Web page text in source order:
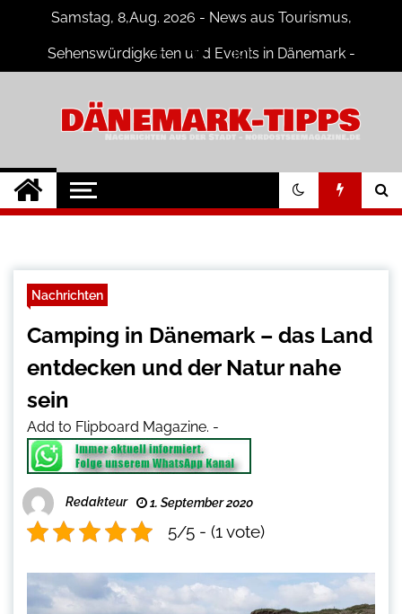
content
Samstag, 8,Aug. 2026 - News aus Tourismus,
Sehenswürdigkeiten und Events in Dänemark -
Dänemark Tipps
Neuigkeiten und Nachrichten in
Dänemark
Nachrichten
Camping in Dänemark – das Land
entdecken und der Natur nahe
sein
Add to Flipboard Magazine. -
Redakteur 1. September 2020
5/5 - (1 vote)